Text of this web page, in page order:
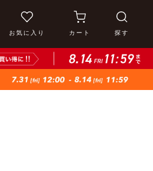
お気に入り カート 探す